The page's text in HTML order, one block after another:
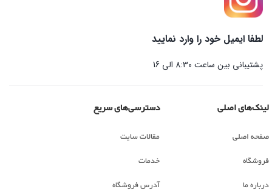
لطفا ایمیل خود را وارد نمایید
پشتیبانی بین ساعت 8:30 الی 16
لینک‌های اصلی
صفحه اصلی
فروشگاه
درباره ما
دسترسی‌های سریع
مقالات سایت
خدمات
آدرس فروشگاه